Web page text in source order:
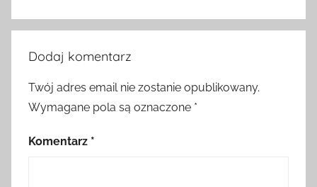
Dodaj komentarz
Twój adres email nie zostanie opublikowany.
Wymagane pola są oznaczone *
Komentarz *